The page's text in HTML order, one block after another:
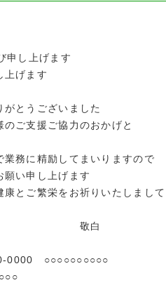
し上げます
げます
とうございました
ご支援ご協力のおかげと
務に精励してまいりますので
願い申し上げます
とご繁栄をお祈りいたしまして